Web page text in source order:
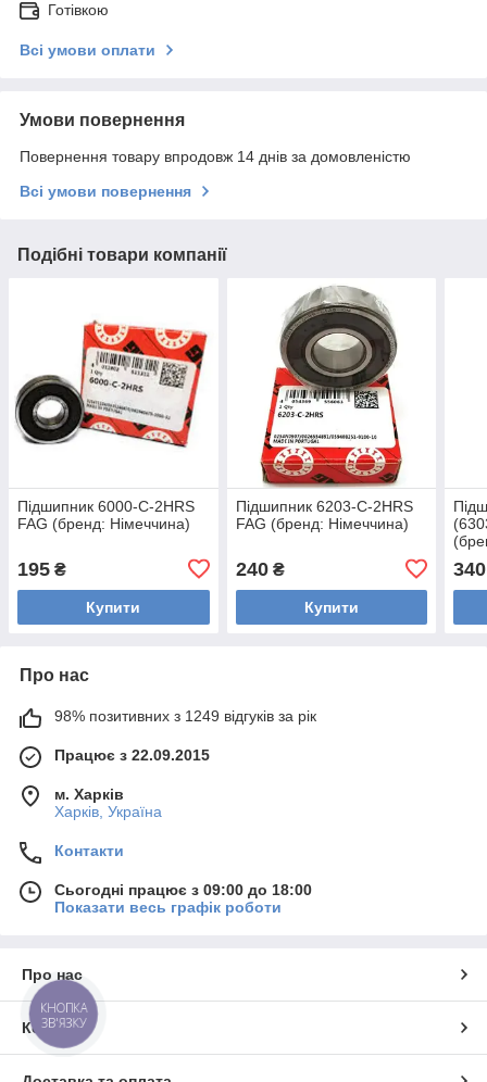
Готівкою
Всі умови оплати
Умови повернення
Повернення товару впродовж 14 днів за домовленістю
Всі умови повернення
Подібні товари компанії
Підшипник 6000-C-2HRS
FAG (бренд: Німеччина)
195 ₴
Купити
Підшипник 6203-C-2HRS
FAG (бренд: Німеччина)
240₴
Купити
340
Про нас
98% позитивних з 1249 відгуків за рік
Працює з 22.09.2015
м. Харків
Харків, Україна
Контакти
Сьогодні працює з 09:00 до 18:00
Показати весь графік роботи
Про нас
Контакти
КНОПКА
ЗВ'ЯЗКУ